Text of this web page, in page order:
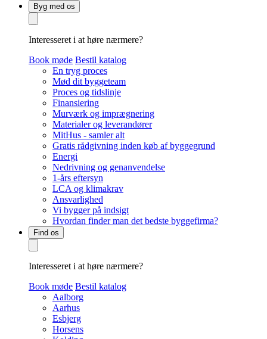
Byg med os
Interesseret i at høre nærmere?
Book møde Bestil katalog
En tryg proces
Mød dit byggeteam
Proces og tidslinje
Finansiering
Murværk og imprægnering
Materialer og leverandører
MitHus - samler alt
Gratis rådgivning inden køb af byggegrund
Energi
Nedrivning og genanvendelse
1-års eftersyn
LCA og klimakrav
Ansvarlighed
Vi bygger på indsigt
Hvordan finder man det bedste byggefirma?
Find os
Interesseret i at høre nærmere?
Book møde Bestil katalog
Aalborg
Aarhus
Esbjerg
Horsens